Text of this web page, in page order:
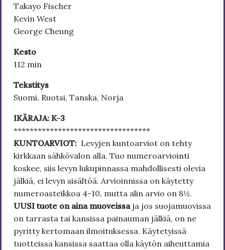
Takayo Fischer
Kevin West
George Cheung
Kesto
112 min
Tekstitys
Suomi, Ruotsi, Tanska, Norja
IKÄRAJA: K-3
**********************************
KUNTOARVIOT: Levyjen kuntoarviot on tehty
kirkkaan sähkövalon alla. Tuo numeroarviointi
koskee, siis levyn lukupinnassa mahdollisesti olevia
jälkiä, ei levyn sisältöä. Arvioinnissa on käytetty
numeroasteikkoa 4-10, mutta alin arvio on 8½.
UUSI tuote on aina muoveissa ja jos suojamuovissa
on tarrasta tai kansissa painauman jälkiä, on ne
pyritty kertomaan ilmoituksessa. Käytetyissä
tuotteissa kansissa saattaa olla käytön aiheuttamia